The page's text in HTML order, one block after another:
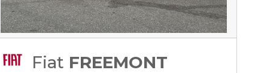
Fiat FREEMONT